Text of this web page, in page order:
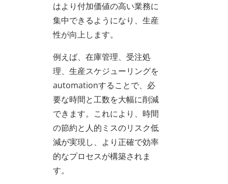
はより付加価値の高い業務に
集中できるようになり、生産
性が向上します。
例えば、在庫管理、受注処
理、生産スケジューリングを
automationすることで、必
要な時間と工数を大幅に削減
できます。これにより、時間
の節約と人的ミスのリスク低
減が実現し、より正確で効率
的なプロセスが構築されま
す。